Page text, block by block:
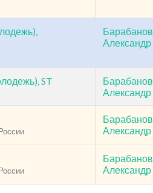
Барабанов
Александр
ST
Барабанов
Александр
Барабанов
Александр
Барабанов
Александр